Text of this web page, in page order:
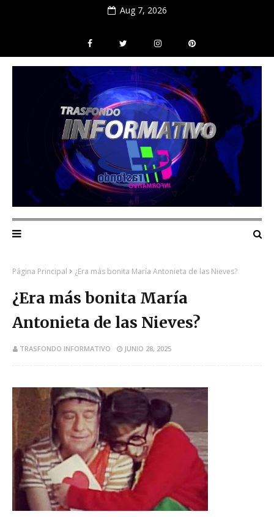
Aug 7, 2026
Página Principal ¿Era más bonita María Antonieta de las Nieves?
¿Era más bonita María
Antonieta de las Nieves?
TRASFONDO INFORMATIVO JUNIO 28, 2025